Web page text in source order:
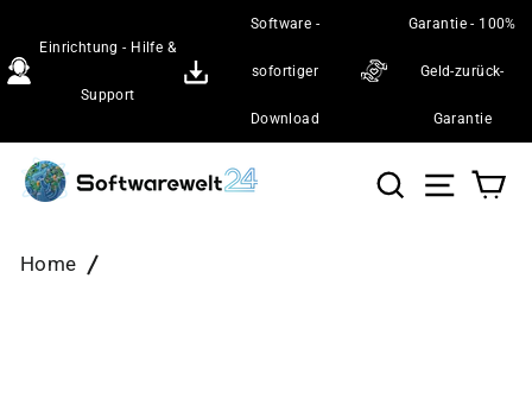
Inhalt
Einrichtung - Hilfe &
Support
Software -
sofortiger
Download
Garantie - 100%
Geld-zurück-
Garantie
Suche
Home